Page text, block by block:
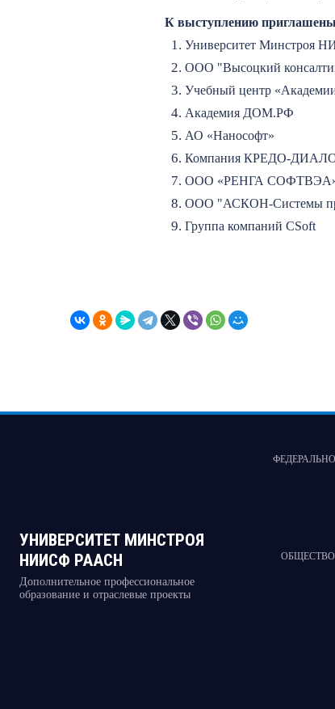
К выступлению приглашены
Университет Минстроя
ООО "Высоцкий
Учебный центр
Академия ДОМ.РФ
АО «Нанософт»
Компания КРЕДО-
ООО «РЕНГА
ООО "АСКОН-Системы
Группа компаний CSoft
УНИВЕРСИТЕТ МИНСТРОЯ
НИИСФ РААСН
Дополнительное профессиональное
образование и отраслевые проекты